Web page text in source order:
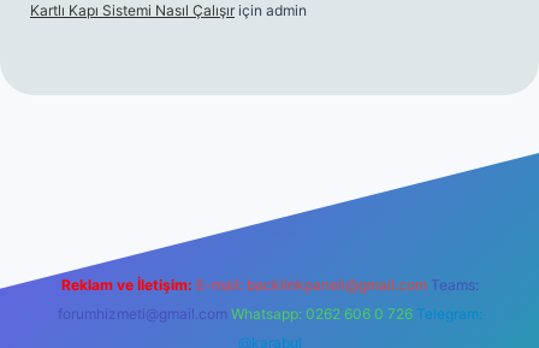
Kartlı Kapı Sistemi Nasıl Çalışır için admin
Reklam ve İletişim: E-mail: backlinkpaneli@gmail.com Teams:
forumhizmeti@gmail.com Whatsapp: 0262 606 0 726 Telegram:
@karabul